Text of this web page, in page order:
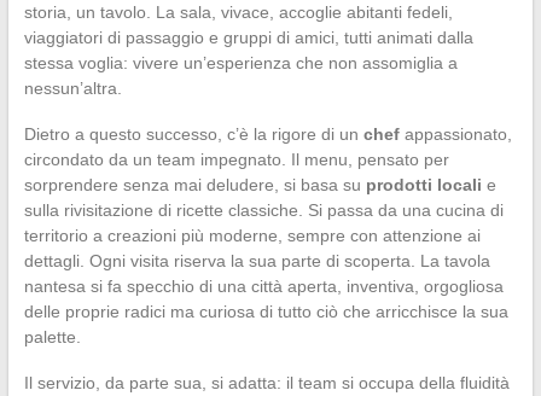
storia, un tavolo. La sala, vivace, accoglie abitanti fedeli,
viaggiatori di passaggio e gruppi di amici, tutti animati dalla
stessa voglia: vivere un’esperienza che non assomiglia a
nessun’altra.
Dietro a questo successo, c’è la rigore di un chefappassionato,
circondato da un team impegnato. Il menu, pensato per
sorprendere senza mai deludere, si basa su prodotti locali e
sulla rivisitazione di ricette classiche. Si passa da una cucina di
territorio a creazioni più moderne, sempre con attenzione ai
dettagli. Ogni visita riserva la sua parte di scoperta. La tavola
nantesa si fa specchio di una città aperta, inventiva, orgogliosa
delle proprie radici ma curiosa di tutto ciò che arricchisce la sua
palette.
Il servizio, da parte sua, si adatta: il team si occupa della fluidità